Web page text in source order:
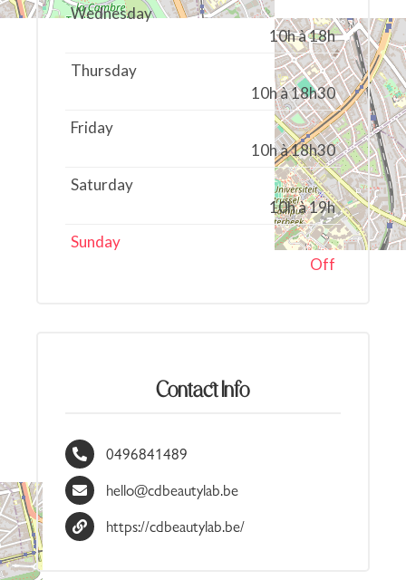
Wednesday
10h à 18h
Thursday
10h à 18h30
Friday
10h à 18h30
Saturday
10h à 19h
Sunday
Off
Contact Info
0496841489
hello@cdbeautylab.be
https://cdbeautylab.be/